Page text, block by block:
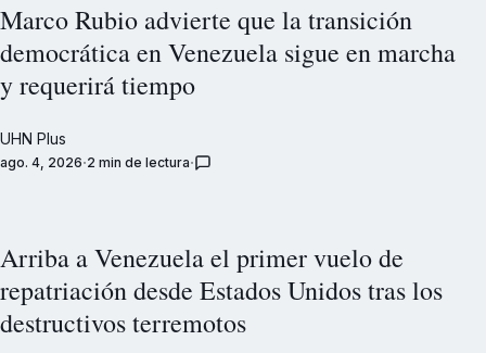
Marco Rubio advierte que la transición
democrática en Venezuela sigue en marcha
y requerirá tiempo
UHN Plus
ago. 4, 2026 2 min de lectura
Arriba a Venezuela el primer vuelo de
repatriación desde Estados Unidos tras los
destructivos terremotos